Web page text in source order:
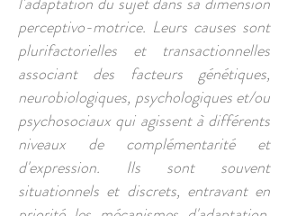
perceptivo-motrice. Leurs causes sont
plurifactorielles et transactionnelles
associant des facteurs génétiques,
neurobiologiques, psychologiques et/ou
psychosociaux qui agissent à différents
niveaux de complémentarité et
d'expression. Ils sont souvent
situationnels et discrets, entravant en